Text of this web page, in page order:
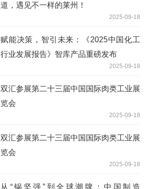
道，遇见不一样的莱州！
2025-09-18
赋能决策，智引未来：《2025中国化工
行业发展报告》智库产品重磅发布
2025-09-18
双汇参展第二十三届中国国际肉类工业展
览会
2025-09-18
双汇参展第二十三届中国国际肉类工业展
览会
2025-09-18
从“锅坚强”到全球潮牌：中国制造